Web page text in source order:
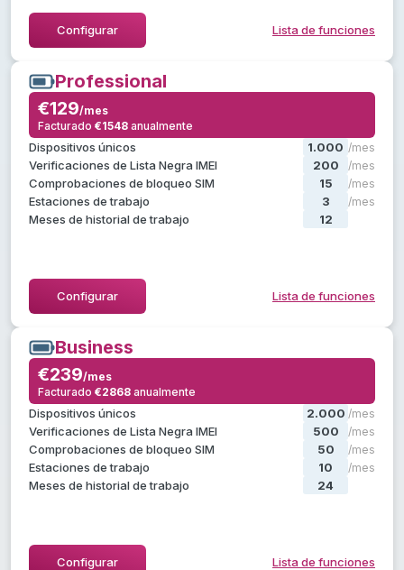
Configurar Lista de funciones
Ocultar lista de funciones
Professional
€129/mes
Facturado €1548 anualmente
Dispositivos únicos 1.000 /mes
Verificaciones de Lista Negra IMEI 200 /mes
Comprobaciones de bloqueo SIM 15 /mes
Estaciones de trabajo 3 /mes
Meses de historial de trabajo 12
Configurar Lista de funciones
Todo lo de
Starter
Operaciones por lotes y de gestión
Grupos de operadores
Informes y estadísticas
Ocultar lista de funciones
Business
€239/mes
Facturado €2868 anualmente
Dispositivos únicos 2.000 /mes
Verificaciones de Lista Negra IMEI 500 /mes
Comprobaciones de bloqueo SIM 50 /mes
Estaciones de trabajo 10 /mes
Meses de historial de trabajo 24
Configurar Lista de funciones
Todo lo de
Professional
Crear etiquetas personalizadas
Soporte prioritario
Gestor de cuenta dedicado
Ocultar lista de funciones